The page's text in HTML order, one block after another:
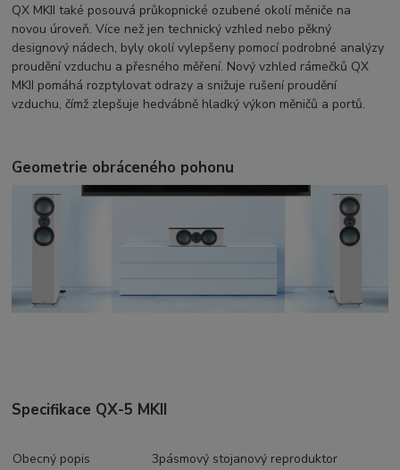
QX MKII také posouvá průkopnické ozubené okolí měniče na
novou úroveň.Více než jen technický vzhled nebo pěkný
designový nádech, byly okolí vylepšeny pomocí podrobné analýzy
proudění vzduchu a přesného měření. Nový vzhled rámečků QX
MKII pomáhá rozptylovat odrazy a snižuje rušení proudění
vzduchu, čímž zlepšuje hedvábně hladký výkon měničů a portů.
Geometrie obráceného pohonu
Specifikace QX-5 MKII
Obecný popis
3pásmový stojanový reproduktor